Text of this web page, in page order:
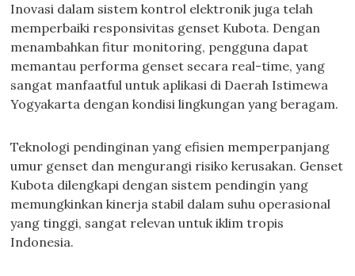
Inovasi dalam sistem kontrol elektronik juga telah
memperbaiki responsivitas genset Kubota. Dengan
menambahkan fitur monitoring, pengguna dapat
memantau performa genset secara real-time, yang
sangat manfaatful untuk aplikasi di Daerah Istimewa
Yogyakarta dengan kondisi lingkungan yang beragam.
Teknologi pendinginan yang efisien memperpanjang
umur genset dan mengurangi risiko kerusakan. Genset
Kubota dilengkapi dengan sistem pendingin yang
memungkinkan kinerja stabil dalam suhu operasional
yang tinggi, sangat relevan untuk iklim tropis
Indonesia.